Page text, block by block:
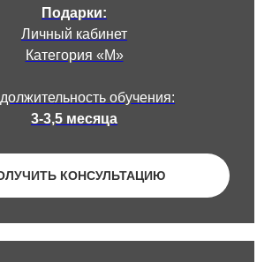
Подарки:
Личный кабинет
Категория «М»
обучения:
3-3,5 месяца
КОНСУЛЬТАЦИЮ